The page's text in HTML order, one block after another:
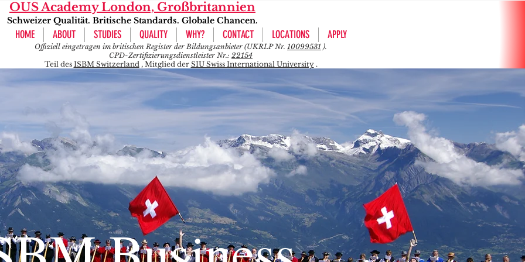
OUS Academy London, Großbritannien
Schweizer Qualität. Britische Standards. Globale Chancen.
HOME ABOUT STUDIES QUALITY WHY? CONTACT LOCATIONS APPLY
Offiziell eingetragen im britischen Register der Bildungsanbieter (UKRLP Nr. 10099531 ).
CPD-Zertifizierungsdienstleister Nr.: 22154
Teil des ISBM Switzerland, Mitglied der SIU Swiss International University.